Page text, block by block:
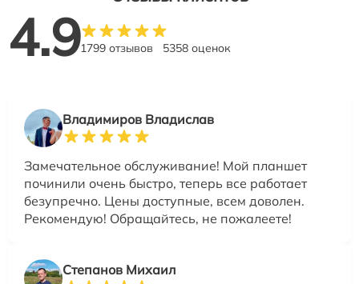
4.91799 отзывов 5358 оценок
Владимиров Владислав
Замечательное обслуживание! Мой планшет
починили очень быстро, теперь все работает
безупречно. Цены доступные, всем доволен.
Рекомендую! Обращайтесь, не пожалеете!
Степанов Михаил